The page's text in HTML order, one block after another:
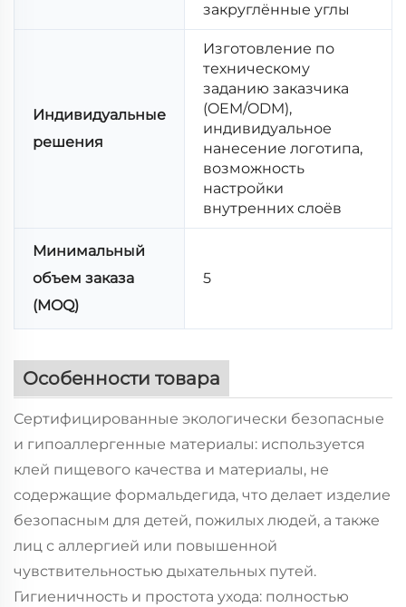
закруглённые углы
Индивидуальные
решения
Изготовление по
техническому
заданию заказчика
(OEM/ODM),
индивидуальное
нанесение логотипа,
возможность
настройки
внутренних слоёв
Минимальный
объем заказа
(MOQ)
5
Особенности товара
Сертифицированные экологически безопасные
и гипоаллергенные материалы: используется
клей пищевого качества и материалы, не
содержащие формальдегида, что делает изделие
безопасным для детей, пожилых людей, а также
лиц с аллергией или повышенной
чувствительностью дыхательных путей.
Гигиеничность и простота ухода: полностью